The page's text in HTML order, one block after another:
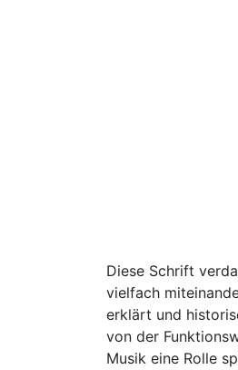
Diese Schrift
vielfach
erklärt und
von der
Musik eine Rolle